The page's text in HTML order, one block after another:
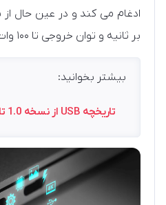
بر ثانیه و توان خروجی تا ۱۰۰ وات پشتیبانی می کند.
بیشتر بخوانید:
تاریخچه USB از نسخه 1.0 تا USB4